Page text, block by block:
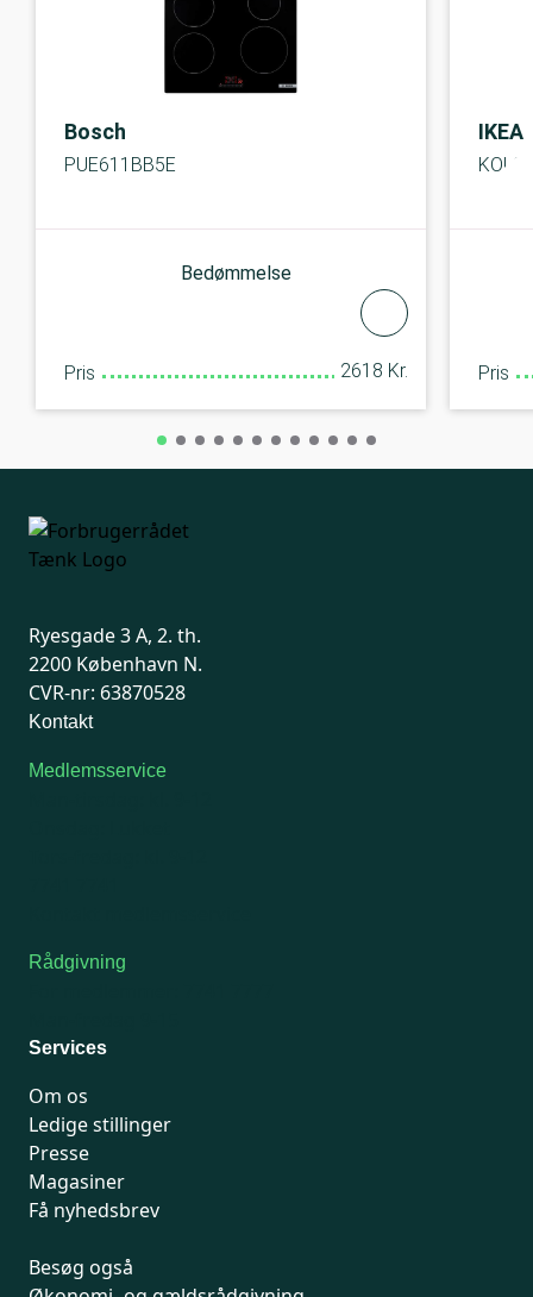
Bosch
PUE611BB5E
Bedømmelse
Pris 2618 Kr.
IKEA
Pris
Ryesgade 3 A, 2. th.
2200 København N.
CVR-nr: 63870528
Kontakt
Medlemsservice
Rådgivning
Services
Om os
Ledige stillinger
Presse
Magasiner
Få nyhedsbrev
Besøg også